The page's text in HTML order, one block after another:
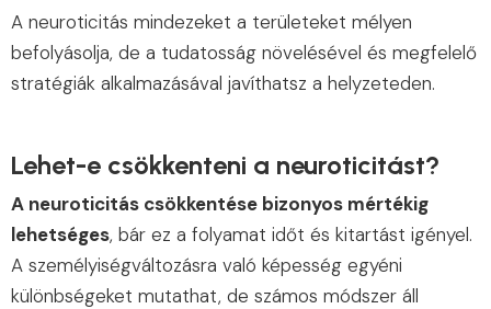
A neuroticitás mindezeket a területeket mélyen
befolyásolja, de a tudatosság növelésével és megfelelő
stratégiák alkalmazásával javíthatsz a helyzeteden.
Lehet-e csökkenteni a neuroticitást?
A neuroticitás csökkentése bizonyos mértékig
lehetséges, bár ez a folyamat időt és kitartást igényel.
A személyiségváltozásra való képesség egyéni
különbségeket mutathat, de számos módszer áll